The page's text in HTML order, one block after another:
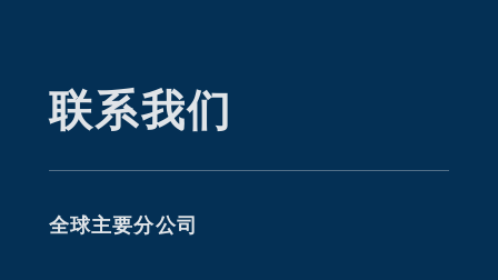
联系我们
全球主要分公司